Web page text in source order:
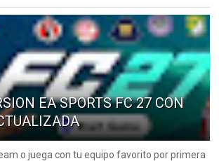
EA SPORTS FC 27 CON
o juega con tu equipo favorito por primera